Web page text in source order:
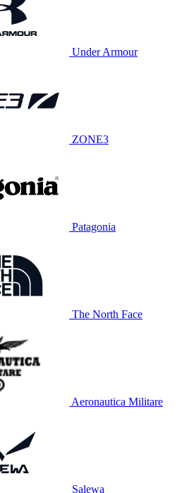
Under Armour
ZONE3
Patagonia
The North Face
Aeronautica Militare
Salewa